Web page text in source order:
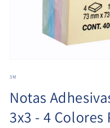
3M
Notas
3x3 - 4 Colores